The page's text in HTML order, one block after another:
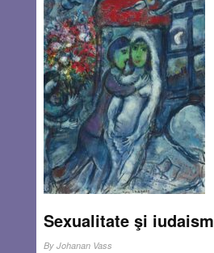
Sexualitate şi iudaism
By Johanan Vass